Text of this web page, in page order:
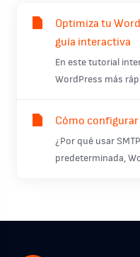
Optimiza tu
guía interactiva
En este tutorial
WordPress más
Cómo configurar
¿Por qué usar
predeterminada,